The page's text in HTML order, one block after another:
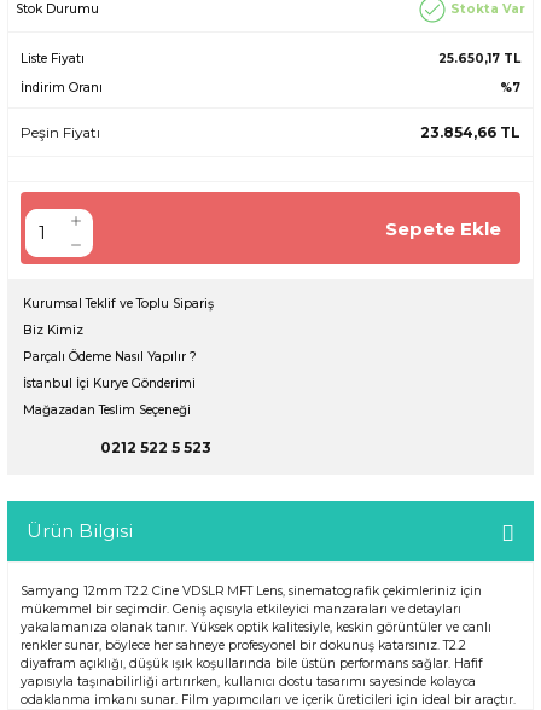
Stok Durumu Stokta Var
Liste Fiyatı
25.650,17 TL
İndirim Oranı
%7
Peşin Fiyatı 23.854,66 TL
Sepete Ekle
Kurumsal Teklif ve Toplu Sipariş
Biz Kimiz
Parçalı Ödeme Nasıl Yapılır ?
İstanbul İçi Kurye Gönderimi
Mağazadan Teslim Seçeneği
0212 522 5 523
Ürün Bilgisi
Samyang 12mm T2.2 Cine VDSLR MFT Lens, sinematografik çekimleriniz için
mükemmel bir seçimdir. Geniş açısıyla etkileyici manzaraları ve detayları
yakalamanıza olanak tanır. Yüksek optik kalitesiyle, keskin görüntüler ve canlı
renkler sunar, böylece her sahneye profesyonel bir dokunuş katarsınız. T2.2
diyafram açıklığı, düşük ışık koşullarında bile üstün performans sağlar. Hafif
yapısıyla taşınabilirliği artırırken, kullanıcı dostu tasarımı sayesinde kolayca
odaklanma imkanı sunar. Film yapımcıları ve içerik üreticileri için ideal bir araçtır.